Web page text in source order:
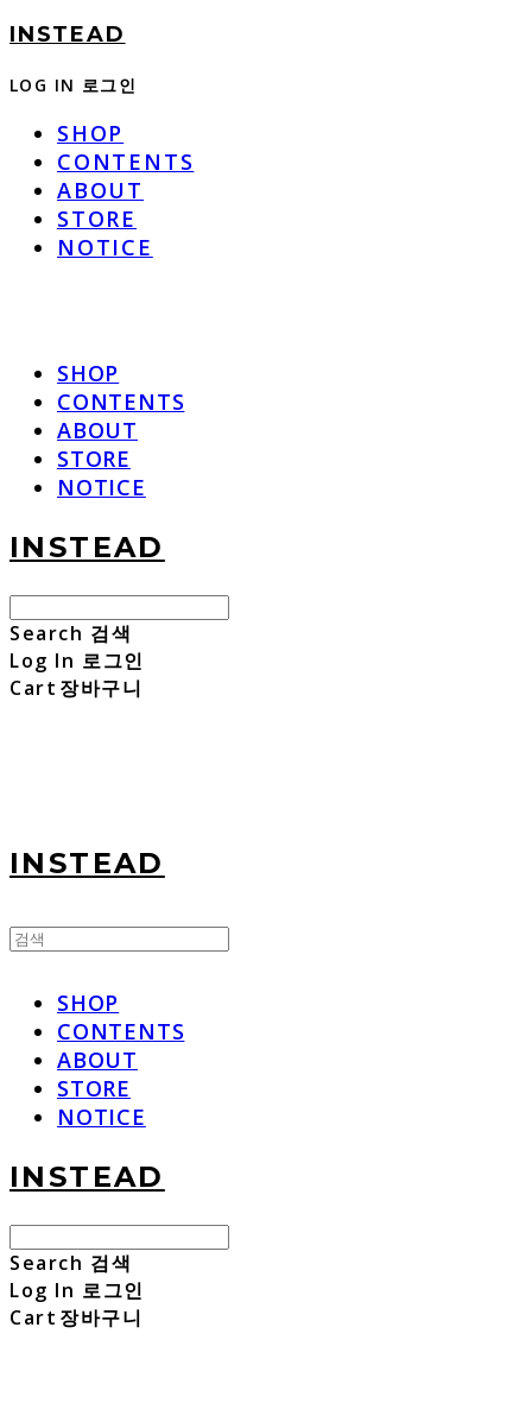
INSTEAD
LOG IN 로그인
SHOP
CONTENTS
ABOUT
STORE
NOTICE
SHOP
CONTENTS
ABOUT
STORE
NOTICE
INSTEAD
Search 검색
Log In 로그인
Cart 장바구니
INSTEAD
SHOP
CONTENTS
ABOUT
STORE
NOTICE
INSTEAD
Search 검색
Log In 로그인
Cart 장바구니